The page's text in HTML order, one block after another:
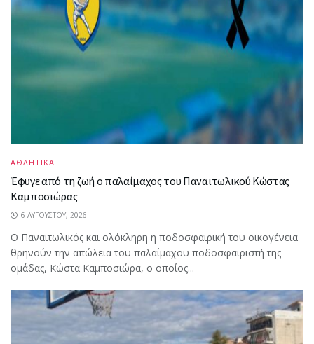
ΑΘΛΗΤΙΚΑ
Έφυγε από τη ζωή ο παλαίμαχος του Παναιτωλικού Κώστας
Καμποσιώρας
6 ΑΥΓΟΎΣΤΟΥ, 2026
Ο Παναιτωλικός και ολόκληρη η ποδοσφαιρική του οικογένεια
θρηνούν την απώλεια του παλαίμαχου ποδοσφαιριστή της
ομάδας, Κώστα Καμποσιώρα, ο οποίος...